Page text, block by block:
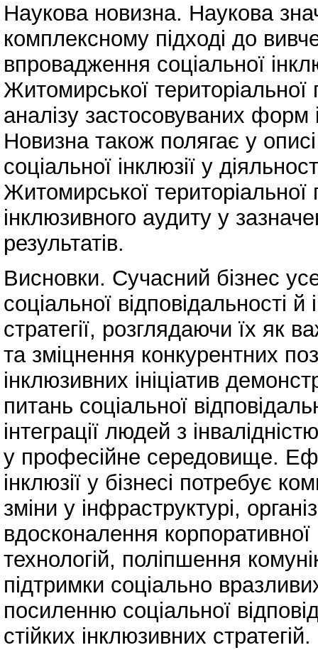
Наукова новизна. Наукова
комплексному підході до
впровадження соціальної
Житомирської
аналізу застосовуваних форм
Новизна також полягає у описі
соціальної інклюзії у
Житомирської
інклюзивного аудиту у
результатів.
Висновки. Сучасний бізнес
соціальної відповідальності
стратегії, розглядаючи їх як
та зміцнення конкурентних
інклюзивних ініціатив
питань соціальної
інтеграції людей з
у професійне середовище.
інклюзії у бізнесі потребує
зміни у інфраструктурі,
вдосконалення
технологій, поліпшення
підтримки соціально
посиленню соціальної
стійких інклюзивних стратегій.